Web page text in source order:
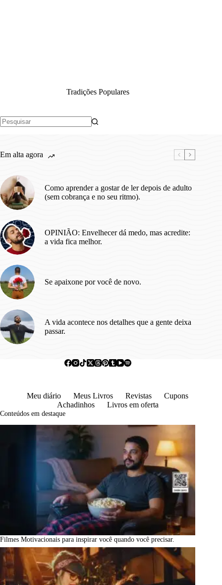
Tradições Populares
Em alta agora
Como aprender a gostar de ler depois de adulto
(sem cobrança e no seu ritmo).
OPINIÃO: Envelhecer dá medo, mas acredite:
a vida fica melhor.
Se apaixone por você de novo.
A vida acontece nos detalhes que a gente deixa
passar.
Meu diário Meus Livros Revistas
Cupons
Achadinhos
Livros em oferta
Conteúdos em destaque
Filmes Motivacionais para inspirar você quando você precisar.